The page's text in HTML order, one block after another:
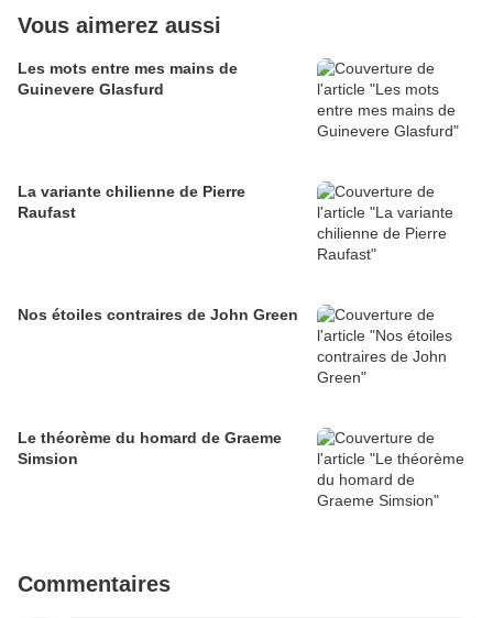
Vous aimerez aussi
Les mots entre mes mains de
Guinevere Glasfurd
La variante chilienne de Pierre
Raufast
Nos étoiles contraires de John Green
Le théorème du homard de Graeme
Simsion
Commentaires